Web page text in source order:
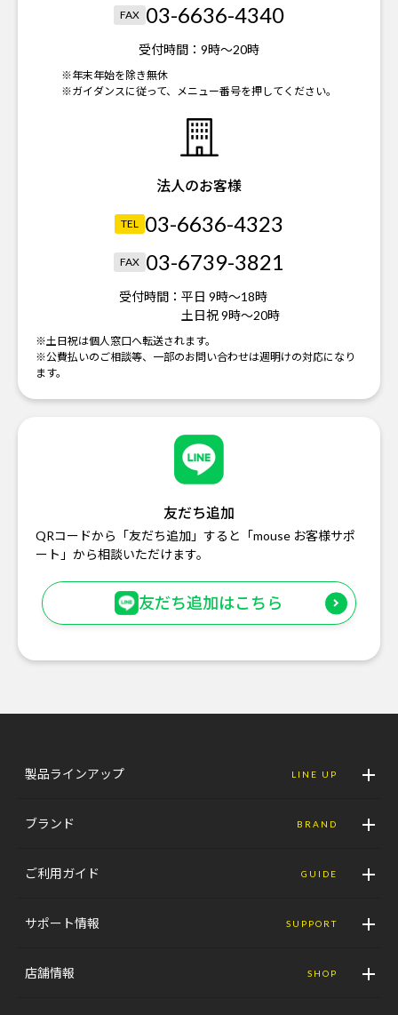
FAX 03-6636-4340
受付時間： 9時～20時
※年末年始を除き無休
※ガイダンスに従って、メニュー番号を押してください。
法人のお客様
TEL 03-6636-4323
FAX 03-6739-3821
受付時間： 平日 9時～18時
土日祝 9時～20時
※土日祝は個人窓口へ転送されます。
※公費払いのご相談等、一部のお問い合わせは週明けの対応になり
ます。
友だち追加
QRコードから「友だち追加」すると「mouse お客様サポ
ート」から相談いただけます。
友だち追加はこちら
製品ラインアップ LINE UP
ブランド BRAND
ご利用ガイド GUIDE
サポート情報 SUPPORT
店舗情報 SHOP